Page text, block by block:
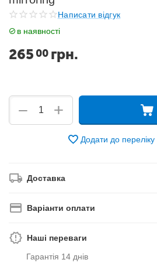
Написати відгук
в наявності
265 00 грн.
+
−
Додати до
Доставка
Варіанти оплати
Наші переваги
Гарантія 14 днів